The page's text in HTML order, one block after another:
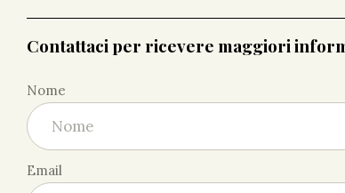
Contattaci per ricevere maggiori
Nome
Email